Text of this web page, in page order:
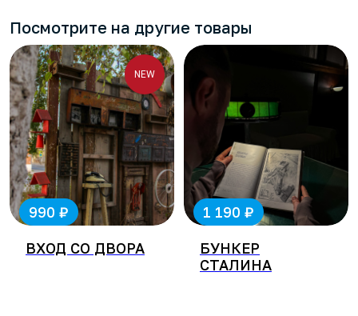
Посмотрите на другие товары
NEW
ВХОД СО ДВОРА
990 ₽
БУНКЕР
СТАЛИНА
1 190 ₽